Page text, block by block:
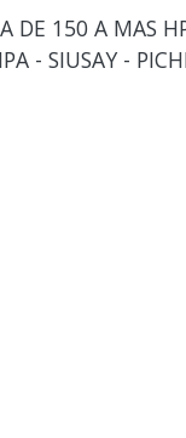
DE 150 A MAS
- SIUSAY -